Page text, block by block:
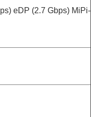
eDP (2.7 Gbps) MiPi-